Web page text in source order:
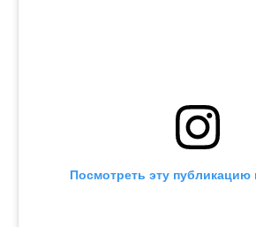
Посмотреть эту публикацию